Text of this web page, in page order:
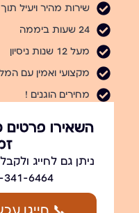
שירות מהיר ויעיל
24 שעות ביממה
מעל 12 שנות ניסיון
מקצועי ואמין עם
מחירים הוגנים !
השאירו פרטים
ניתן גם לחייג
341-6464